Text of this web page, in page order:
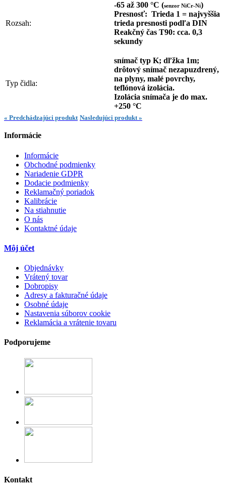
Rozsah:
-65 až 300 °C (senzor NiCr-Ni)
Presnosť: Trieda 1 = najvyššia
trieda presnosti podľa DIN
Reakčný čas T90: cca. 0,3
sekundy
Typ čidla:
snímač typ K; dľžka 1m;
drôtový snímač nezapuzdrený,
na plyny, malé povrchy,
teflónová izolácia.
Izolácia snímača je do max.
+250 °C
« Predchádzajúci produkt Nasledujúci produkt »
Informácie
Informácie
Obchodné podmienky
Nariadenie GDPR
Dodacie podmienky
Reklamačný poriadok
Kalibrácie
Na stiahnutie
O nás
Kontaktné údaje
Môj účet
Objednávky
Vrátený tovar
Dobropisy
Adresy a fakturačné údaje
Osobné údaje
Nastavenia súborov cookie
Reklamácia a vrátenie tovaru
Podporujeme
Kontakt